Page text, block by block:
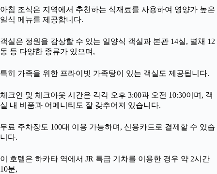
아침 조식은 지역에서 추천하는 식재료를 사용하여 영양가 높은
일식 메뉴를 제공합니다.
객실은 정원을 감상할 수 있는 일양식 객실과 본관 14실, 별채 12
동 등 다양한 종류가 있으며,
특히 가족을 위한 프라이빗 가족탕이 있는 객실도 제공됩니다.
체크인 및 체크아웃 시간은 각각 오후 3:00과 오전 10:30이며, 객
실 내 비품과 어메니티도 잘 갖추어져 있습니다.
무료 주차장도 100대 이용 가능하며, 신용카드로 결제할 수 있습
니다.
이 호텔은 하카타 역에서 JR 특급 기차를 이용한 경우 약 2시간
10분,